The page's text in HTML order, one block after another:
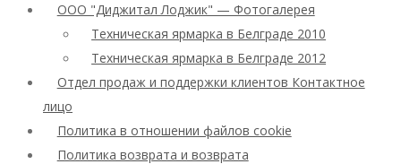
ООО "Диджитал Лоджик" — Фотогалерея
Техническая ярмарка в Белграде 2010
Техническая ярмарка в Белграде 2012
Отдел продаж и поддержки клиентов Контактное
лицо
Политика в отношении файлов cookie
Политика возврата и возврата